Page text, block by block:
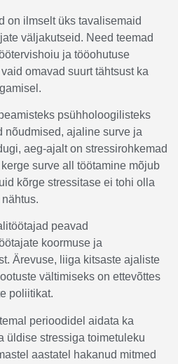
on ilmselt üks tavalisemaid
väljakutseid. Need teemad
ja tööohutuse
omavad suurt tähtsust ka
psühholoogilisteks
nõudmised, ajaline surve ja
aeg-ajalt on stressirohkemad
surve all töötamine mõjub
kõrge stressitase ei tohi olla
peavad
koormuse ja
Ärevuse, liiga kitsaste ajaliste
vältimiseks on ettevõttes
poliitikat.
perioodidel aidata ka
üldise stressiga toimetuleku
aastatel hakanud mitmed